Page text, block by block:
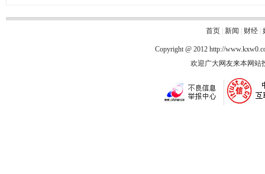
首页| 新闻 财经|
Copyright @ 2012 http://
欢迎广大网友来本网站